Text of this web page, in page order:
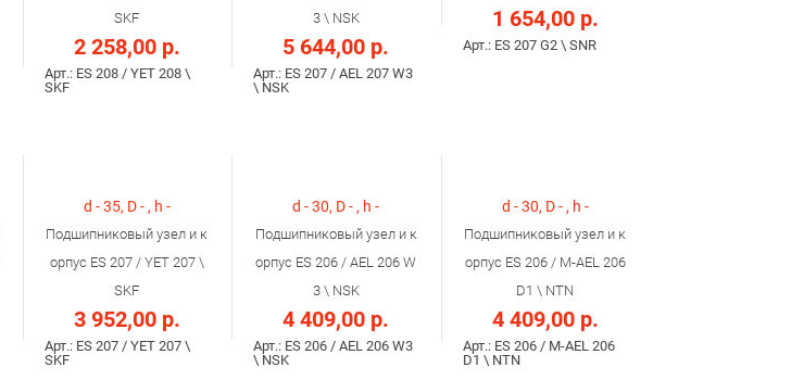
SKF
2 258,00 р.
Арт.: ES 208 / YET 208 \
SKF
3 \ NSK
5 644,00 р.
Арт.: ES 207 / AEL 207 W3
\ NSK
1 654,00 р.
Арт.: ES 207 G2 \ SNR
d - 35, D - , h -
Подшипниковый узел и к
орпус ES 207 / YET 207 \
SKF
3 952,00 р.
Арт.: ES 207 / YET 207 \
SKF
d - 30, D - , h -
Подшипниковый узел и к
орпус ES 206 / AEL 206 W
3 \ NSK
4 409,00 р.
Арт.: ES 206 / AEL 206 W3
\ NSK
d - 30, D - , h -
Подшипниковый узел и к
орпус ES 206 / M-AEL 206
D1 \ NTN
4 409,00 р.
Арт.: ES 206 / M-AEL 206
D1 \ NTN